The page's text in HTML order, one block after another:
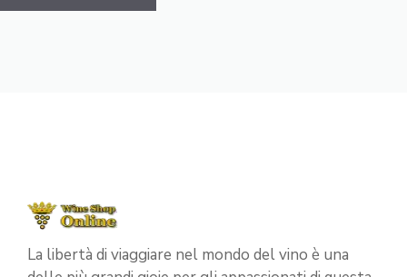
La libertà di viaggiare nel mondo del vino è una